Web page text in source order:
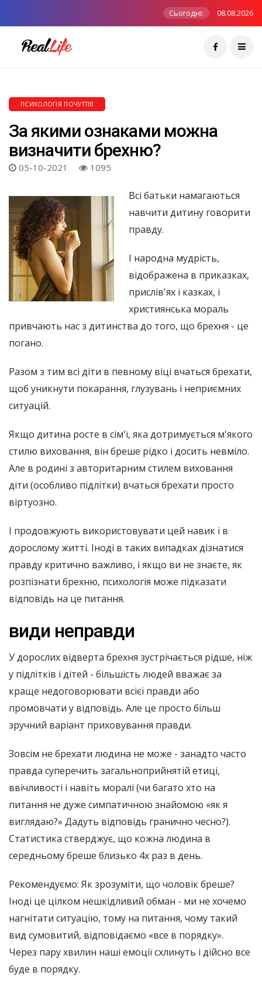
Сьогодні: 08.08.2026
ПСИХОЛОГІЯ ПОЧУТТІВ
За якими ознаками можна
визначити брехню?
05-10-2021 1095
Всі батьки намагаються
навчити дитину говорити
правду.
І народна мудрість,
відображена в приказках,
прислів'ях і казках, і
християнська мораль
привчають нас з дитинства до того, що брехня - це
погано.
Разом з тим всі діти в певному віці вчаться брехати,
щоб уникнути покарання, глузувань і неприємних
ситуацій.
Якщо дитина росте в сім'ї, яка дотримується м'якого
стилю виховання, він бреше рідко і досить невміло.
Але в родині з авторитарним стилем виховання
діти (особливо підлітки) вчаться брехати просто
віртуозно.
І продовжують використовувати цей навик і в
дорослому житті. Іноді в таких випадках дізнатися
правду критично важливо, і якщо ви не знаєте, як
розпізнати брехню, психологія може підказати
відповідь на це питання.
види неправди
У дорослих відверта брехня зустрічається рідше, ніж
у підлітків і дітей - більшість людей вважає за
краще недоговорювати всієї правди або
промовчати у відповідь. Але це просто більш
зручний варіант приховування правди.
Зовсім не брехати людина не може - занадто часто
правда суперечить загальноприйнятій етиці,
ввічливості і навіть моралі (чи багато хто на
питання не дуже симпатичною знайомою «як я
виглядаю?» Дадуть відповідь гранично чесно?).
Статистика стверджує, що кожна людина в
середньому бреше близько 4х раз в день.
Рекомендуємо: Як зрозуміти, що чоловік бреше?
Іноді це цілком нешкідливий обман - ми не хочемо
нагнітати ситуацію, тому на питання, чому такий
вид сумовитий, відповідаємо «все в порядку».
Через пару хвилин наші емоції схлинуть і дійсно все
буде в порядку.